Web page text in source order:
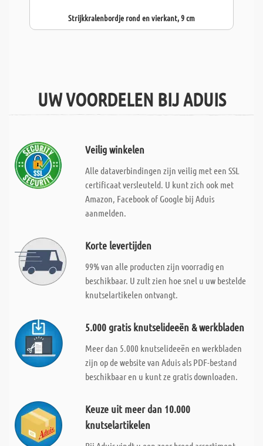
Strijkkralenbordje rond en vierkant, 9 cm
UW VOORDELEN BIJ ADUIS
Veilig winkelen
Alle dataverbindingen zijn veilig met een SSL
certificaat versleuteld. U kunt zich ook met
Amazon, Facebook of Google bij Aduis
aanmelden.
Korte levertijden
99% van alle producten zijn voorradig en
beschikbaar. U zult zien hoe snel u uw bestelde
knutselartikelen ontvangt.
5.000 gratis knutselideeën & werkbladen
Meer dan 5.000 knutselideeën en werkbladen
zijn op de website van Aduis als PDF-bestand
beschikbaar en u kunt ze gratis downloaden.
Keuze uit meer dan 10.000
knutselartikelen